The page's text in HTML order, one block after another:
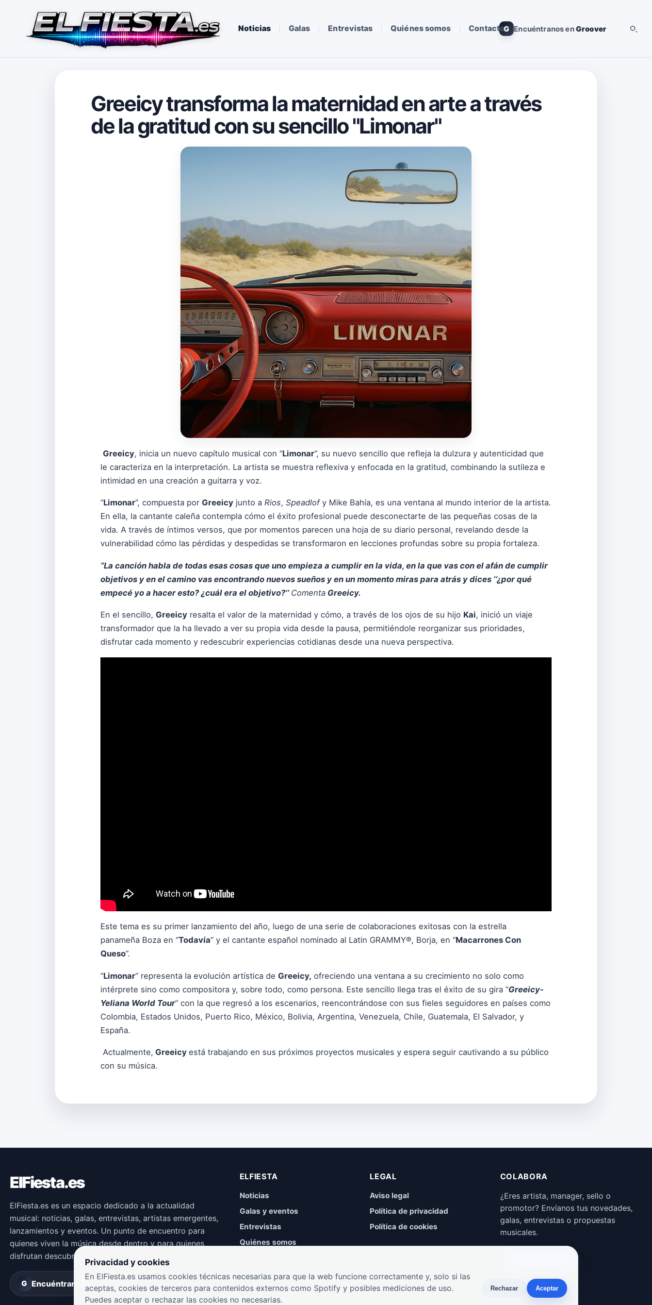
Noticias Galas Entrevistas Quiénes somos ContactoG Encuéntranos enGroover
Greeicy transforma la maternidad en arte a través
de la gratitud con su sencillo "Limonar"
Greeicy, inicia un nuevo capítulo musical con “Limonar”, su nuevo sencillo que refleja la dulzura y autenticidad que
le caracteriza en la interpretación. La artista se muestra reflexiva y enfocada en la gratitud, combinando la sutileza e
intimidad en una creación a guitarra y voz.
“Limonar”, compuesta por Greeicy junto a Rios, Speadlofy Mike Bahía, es una ventana al mundo interior de la artista.
En ella, la cantante caleña contempla cómo el éxito profesional puede desconectarte de las pequeñas cosas de la
vida. A través de íntimos versos, que por momentos parecen una hoja de su diario personal, revelando desde la
vulnerabilidad cómo las pérdidas y despedidas se transformaron en lecciones profundas sobre su propia fortaleza.
“La canción habla de todas esas cosas que uno empieza a cumplir en la vida, en la que vas con el afán de cumplir
objetivos y en el camino vas encontrando nuevos sueños y en un momento miras para atrás y dices ‘‘¿por qué
empecé yo a hacer esto? ¿cuál era el objetivo?’’ Comenta Greeicy.
En el sencillo, Greeicy resalta el valor de la maternidad y cómo, a través de los ojos de su hijo Kai, inició un viaje
transformador que la ha llevado a ver su propia vida desde la pausa, permitiéndole reorganizar sus prioridades,
disfrutar cada momento y redescubrir experiencias cotidianas desde una nueva perspectiva.
Este tema es su primer lanzamiento del año, luego de una serie de colaboraciones exitosas con la estrella
panameña Boza en “Todavía” y el cantante español nominado al Latin GRAMMY®, Borja, en “Macarrones Con
Queso”.
“Limonar” representa la evolución artística de Greeicy, ofreciendo una ventana a su crecimiento no solo como
intérprete sino como compositora y, sobre todo, como persona. Este sencillo llega tras el éxito de su gira “Greeicy-
Yeliana World Tour” con la que regresó a los escenarios, reencontrándose con sus fieles seguidores en países como
Colombia, Estados Unidos, Puerto Rico, México, Bolivia, Argentina, Venezuela, Chile, Guatemala, El Salvador, y
España.
Actualmente, Greeicy está trabajando en sus próximos proyectos musicales y espera seguir cautivando a su público
con su música.
ElFiesta.es
ElFiesta.es es un espacio dedicado a la actualidad
musical: noticias, galas, entrevistas, artistas emergentes,
lanzamientos y eventos. Un punto de encuentro para
quienes viven la música desde dentro y para quienes
disfrutan descubriendo nuevas propuestas.
G Encuéntranos en Groover
ELFIESTA
Noticias
Galas y eventos
Entrevistas
Quiénes somos
LEGAL
Aviso legal
Política de privacidad
Política de cookies
COLABORA
¿Eres artista, manager, sello o
promotor? Envíanos tus novedades,
galas, entrevistas o propuestas
musicales.
Privacidad y cookies
En ElFiesta.es usamos cookies técnicas necesarias para que la web funcione correctamente y, solo si las
aceptas, cookies de terceros para contenidos externos como Spotify y posibles mediciones de uso.
Puedes aceptar o rechazar las cookies no necesarias.
Rechazar Aceptar